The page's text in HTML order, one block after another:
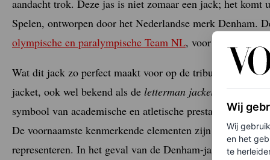
aandacht trok. Deze jas is niet zomaar een jack; het
Spelen, ontworpen door het Nederlandse merk Denham.
olympische en paralympische Team NL, voor zowel de
Wat dit jack zo perfect maakt voor op de tribune, is de
jacket, ook wel bekend als de letterman jacket
, ontstond
symbool van academische en atletische prestatie. De
De voornaamste kenmerkende elementen zijn de
representeren. In het geval van de Denham-jas is dit
Wij
Wij
en het
te